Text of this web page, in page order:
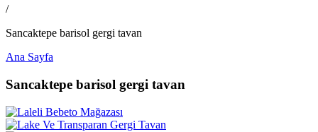
/
Sancaktepe barisol gergi tavan
Ana Sayfa
Sancaktepe barisol gergi tavan